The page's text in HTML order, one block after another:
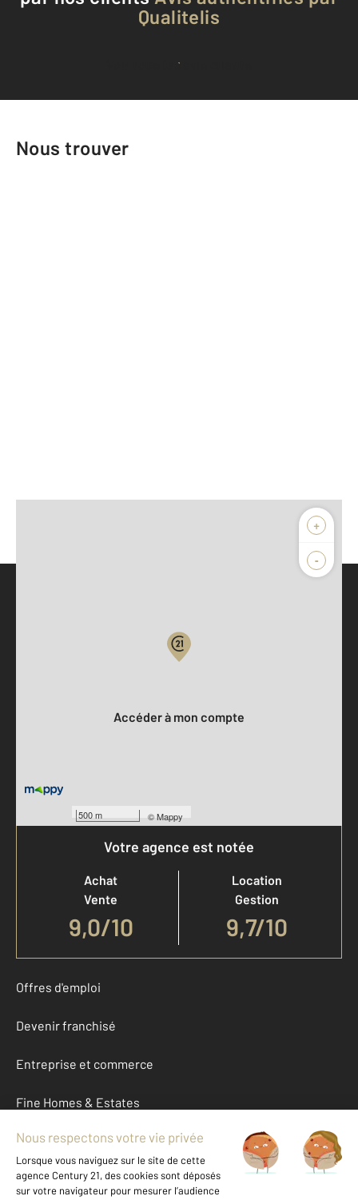
Qualitelis
Voir tous les avis clients
Nous trouver
+
-
500 m ©Mappy
Accéder à mon compte
Votre agence est notée
Achat
Vente
9,0/10
Location
Gestion
9,7/10
Offres d'emploi
Devenir franchisé
Entreprise et commerce
Fine Homes & Estates
À propos
International